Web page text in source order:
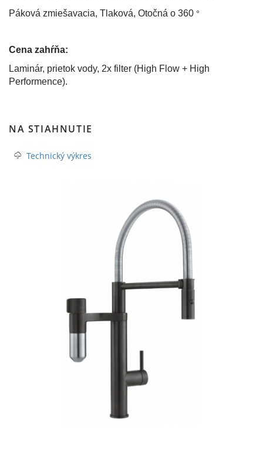
Páková zmiešavacia, Tlaková, Otočná o 360 °
Cena zahŕňa:
Laminár, prietok vody, 2x filter (High Flow + High
Performence).
NA STIAHNUTIE
Technický výkres